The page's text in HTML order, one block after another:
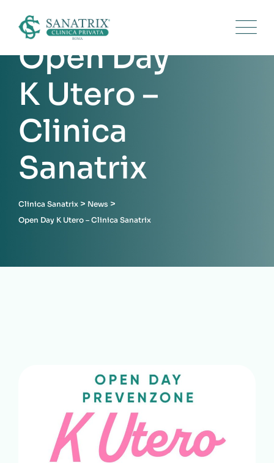
Open Day
K Utero –
Clinica
Sanatrix
Clinica Sanatrix > News >
Open Day K Utero – Clinica Sanatrix